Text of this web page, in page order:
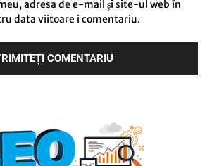
adresa de e-mail și site-ul web în
data viitoare i comentariu.